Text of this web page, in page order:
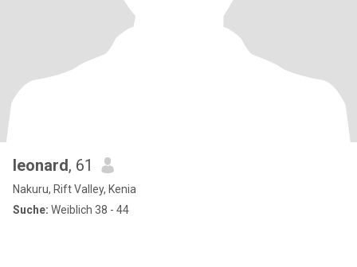
leonard, 61
Nakuru, Rift Valley, Kenia
Suche: Weiblich 38 - 44